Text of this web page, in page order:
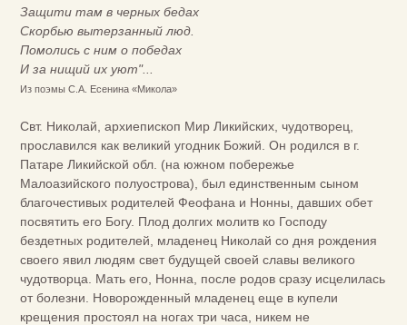
Защити там в черных бедах
Скорбью вытерзанный люд.
Помолись с ним о победах
И за нищий их уют"...
Из поэмы С.А. Есенина «Микола»
Свт. Николай, архиепископ Мир Ликийских, чудотворец,
прославился как великий угодник Божий. Он родился в г.
Патаре Ликийской обл. (на южном побережье
Малоазийского полуострова), был единственным сыном
благочестивых родителей Феофана и Нонны, давших обет
посвятить его Богу. Плод долгих молитв ко Господу
бездетных родителей, младенец Николай со дня рождения
своего явил людям свет будущей своей славы великого
чудотворца. Мать его, Нонна, после родов сразу исцелилась
от болезни. Новорожденный младенец еще в купели
крещения простоял на ногах три часа, никем не